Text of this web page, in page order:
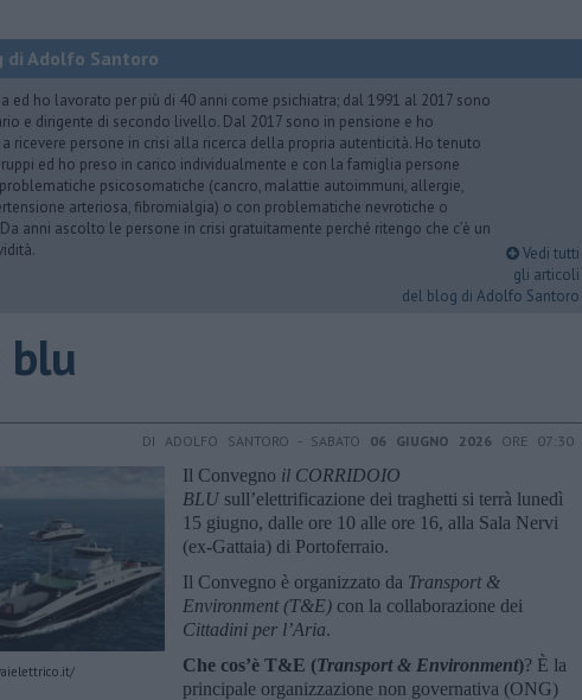
di Adolfo Santoro
ed ho lavorato per più di 40 anni come psichiatra; dal 1991 al 2017 sono
e dirigente di secondo livello. Dal 2017 sono in pensione e ho
ricevere persone in crisi alla ricerca della propria autenticità. Ho tenuto
ed ho preso in carico individualmente e con la famiglia persone
psicosomatiche (cancro, malattie autoimmuni, allergie,
arteriosa, fibromialgia) o con problematiche nevrotiche o
anni ascolto le persone in crisi gratuitamente perché ritengo che c’è un
Vedi tutti
gli articoli
del blog di Adolfo Santoro
blu
DI ADOLFO SANTORO - SABATO 06 GIUGNO 2026 ORE 07:30
Il Convegno il CORRIDOIO
BLU sull’elettrificazione dei traghetti si terrà lunedì
15 giugno, dalle ore 10 alle ore 16, alla Sala Nervi
(ex-Gattaia) di Portoferraio.
Il Convegno è organizzato da Transport &
Environment (T&E) con la collaborazione dei
Cittadini per l’Aria.
Che cos’è T&E (Transport & Environment)? È la
principale organizzazione non governativa (ONG)